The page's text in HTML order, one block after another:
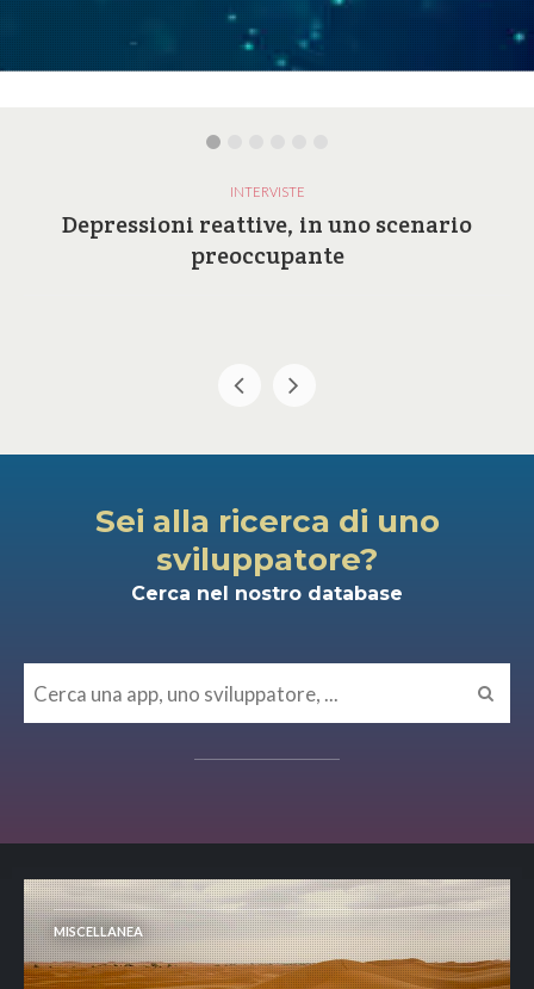
INTERVISTE
Depressioni reattive, in uno scenario
preoccupante
Sei alla ricerca di uno
sviluppatore?
Cerca nel nostro database
MISCELLANEA